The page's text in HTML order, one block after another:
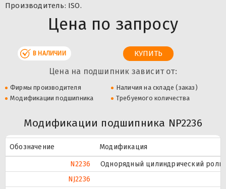
Производитель: ISO.
Цена по запросу
В НАЛИЧИИ
Цена на подшипник зависит от:
Фирмы производителя
Наличия на складе (заказ)
Модификации подшипника
Требуемого количества
Модификации подшипника NP2236
Обозначение
Модификация
N2236
Однорядный цилиндрический
NJ2236